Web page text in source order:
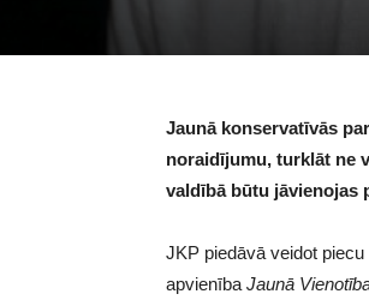
Jaunā konservatīvās
noraidījumu, turklāt ne
valdībā būtu jāvienojas
JKP piedāvā veidot
apvienība Jaunā